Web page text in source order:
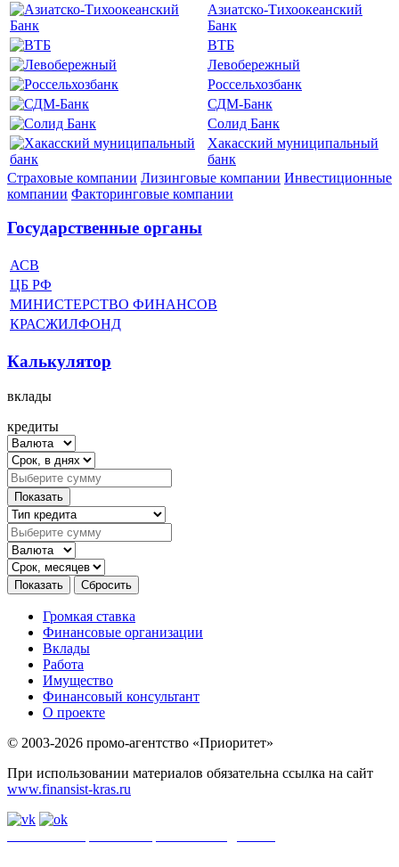
Азиатско-Тихоокеанский
Банк
ВТБ
Левобережный
Россельхозбанк
СДМ-Банк
Солид Банк
Хакасский муниципальный
банк
Страховые компании Лизинговые компании Инвестиционные
компании Факторинговые компании
Государственные органы
АСВ
ЦБ РФ
МИНИСТЕРСТВО ФИНАНСОВ
КРАСЖИЛФОНД
Калькулятор
вклады
кредиты
Громкая ставка
Финансовые организации
Вклады
Работа
Имущество
Финансовый консультант
О проекте
© 2003-2026 промо-агентство «Приоритет»
При использовании материалов обязательна ссылка на сайт
www.finansist-kras.ru